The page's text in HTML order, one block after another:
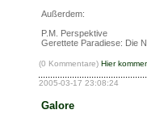
Außerdem:
P.M. Perspektive
Gerettete Paradiese: Die
(0 Kommentare) Hier
2005-03-17 23:08:24
Galore